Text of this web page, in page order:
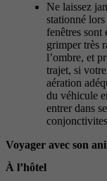
Ne laissez
stationné
fenêtres sont
grimper très
l’ombre, et
trajet, si
aération
du véhicule
entrer dans
Voyager avec son
À l’hôtel